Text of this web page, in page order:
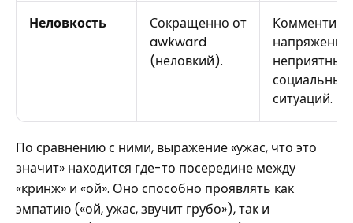
Неловкость
Сокращенно от
awkward
(неловкий).
неприятных
социальных
ситуаций.
По сравнению с ними, выражение «ужас, что это
значит» находится где-то посередине между
«кринж» и «ой». Оно способно проявлять как
эмпатию («ой, ужас, звучит грубо»), так и